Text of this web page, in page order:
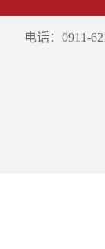
电话：0911-